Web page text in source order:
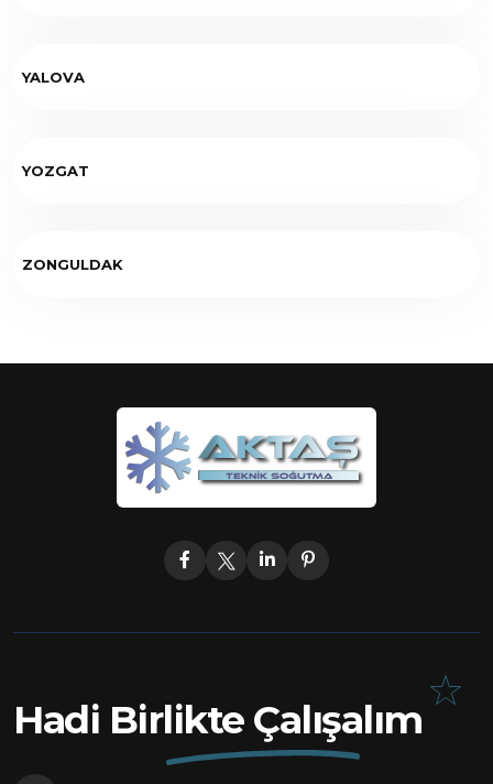
YALOVA
YOZGAT
ZONGULDAK
Hadi Birlikte Çalışalım